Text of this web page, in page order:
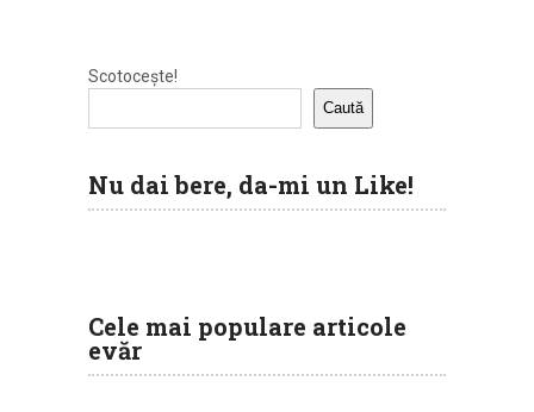
Scotocește!
Caută
Nu dai bere, da-mi un Like!
Cele mai populare articole
evăr